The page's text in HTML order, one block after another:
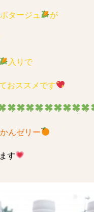
タージュ が
入りで
おススメです
んゼリー
す